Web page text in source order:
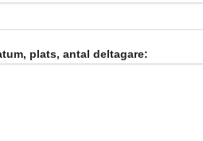
plats, antal deltagare: